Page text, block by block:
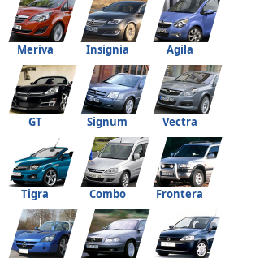
Meriva Insignia Agila
GT Signum Vectra
Tigra Combo Frontera